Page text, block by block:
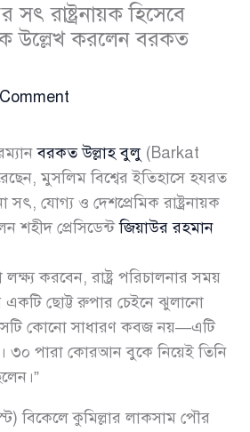
রাষ্ট্রনায়ক হিসেবে
উল্লেখ করলেন বরকত
বরকত উল্লাহ বুলু (Barkat
মুসলিম বিশ্বের ইতিহাসে হযরত
যোগ্য ও দেশপ্রেমিক রাষ্ট্রনায়ক
শহীদ প্রেসিডেন্টজিয়াউর রহমান
করবেন, রাষ্ট্র পরিচালনার সময়
ছোট্ট রুপার চেইনে ঝুলানো
কোনো সাধারণ কবজ নয়—এটি
পারা কোরআন বুকে নিয়েই তিনি
বিকেলে কুমিল্লার লাকসাম পৌর